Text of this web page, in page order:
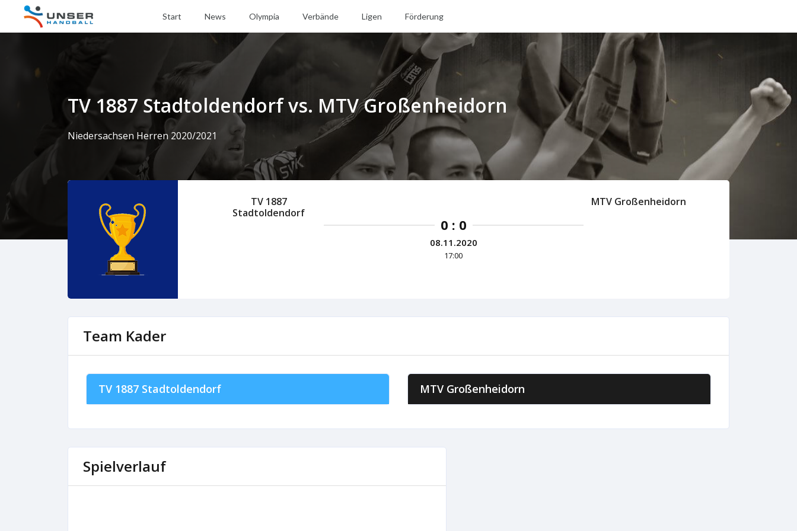
Start News Olympia Verbände Ligen Förderung
TV 1887 Stadtoldendorf vs. MTV Großenheidorn
Niedersachsen Herren 2020/2021
TV 1887
Stadtoldendorf
0 : 0
08.11.2020
17:00
MTV Großenheidorn
Team Kader
TV 1887 Stadtoldendorf MTV Großenheidorn
Spielverlauf